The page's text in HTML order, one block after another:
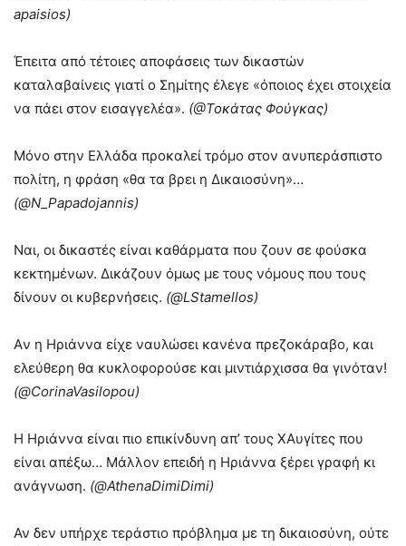
apaisios)
Έπειτα από τέτοιες αποφάσεις των δικαστών
καταλαβαίνεις γιατί ο Σημίτης έλεγε «όποιος έχει στοιχεία
να πάει στον εισαγγελέα». (@Τοκάτας Φούγκας)
Μόνο στην Ελλάδα προκαλεί τρόμο στον ανυπεράσπιστο
πολίτη, η φράση «θα τα βρει η Δικαιοσύνη»…
(@N_Papadojannis)
Ναι, οι δικαστές είναι καθάρματα που ζουν σε φούσκα
κεκτημένων. Δικάζουν όμως με τους νόμους που τους
δίνουν οι κυβερνήσεις. (@LStamellos)
Aν η Ηριάννα είχε ναυλώσει κανένα πρεζοκάραβο, και
ελεύθερη θα κυκλοφορούσε και μιντιάρχισσα θα γινόταν!
(@CorinaVasilopou)
Η Ηριάννα είναι πιο επικίνδυνη απ’ τους ΧΑυγίτες που
είναι απέξω… Μάλλον επειδή η Ηριάννα ξέρει γραφή κι
ανάγνωση. (@AthenaDimiDimi)
Αν δεν υπήρχε τεράστιο πρόβλημα με τη δικαιοσύνη, ούτε